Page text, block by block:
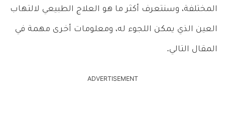
المختلفة، وسنتعرف أكثر ما هو العلاج الطبيعي لالتهاب
العين الذي يمكن اللجوء له، ومعلومات أخرى مهمة في
المقال التالي.
ADVERTISEMENT